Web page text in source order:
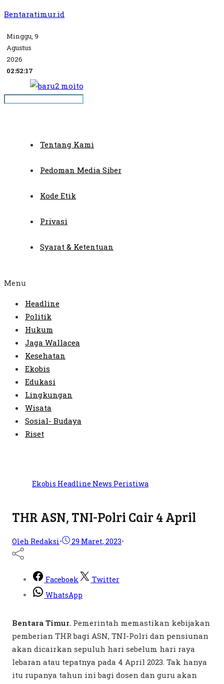
Bentaratimur.id
Minggu, 9
Agustus
2026
02:52:17
Tentang Kami
Pedoman Media Siber
Kode Etik
Privasi
Syarat & Ketentuan
Menu
Headline
Politik
Hukum
Jaga Wallacea
Kesehatan
Ekobis
Edukasi
Lingkungan
Wisata
Sosial- Budaya
Riset
Ekobis Headline News Peristiwa
THR ASN, TNI-Polri Cair 4 April
Oleh Redaksi• 29 Maret, 2023•
Facebook
Twitter
WhatsApp
Bentara Timur. Pemerintah memastikan kebijakan
pemberian THR bagi ASN, TNI-Polri dan pensiunan
akan dicairkan sepuluh hari sebelum hari raya
lebaran atau tepatnya pada 4 April 2023. Tak hanya
itu rupanya tahun ini bagi dosen dan guru akan